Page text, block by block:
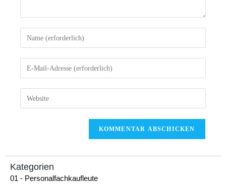
Kategorien
01 - Personalfachkaufleute